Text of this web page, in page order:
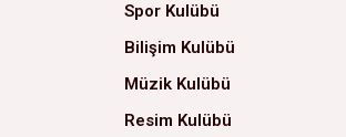
Spor Kulübü
Bilişim Kulübü
Müzik Kulübü
Resim Kulübü